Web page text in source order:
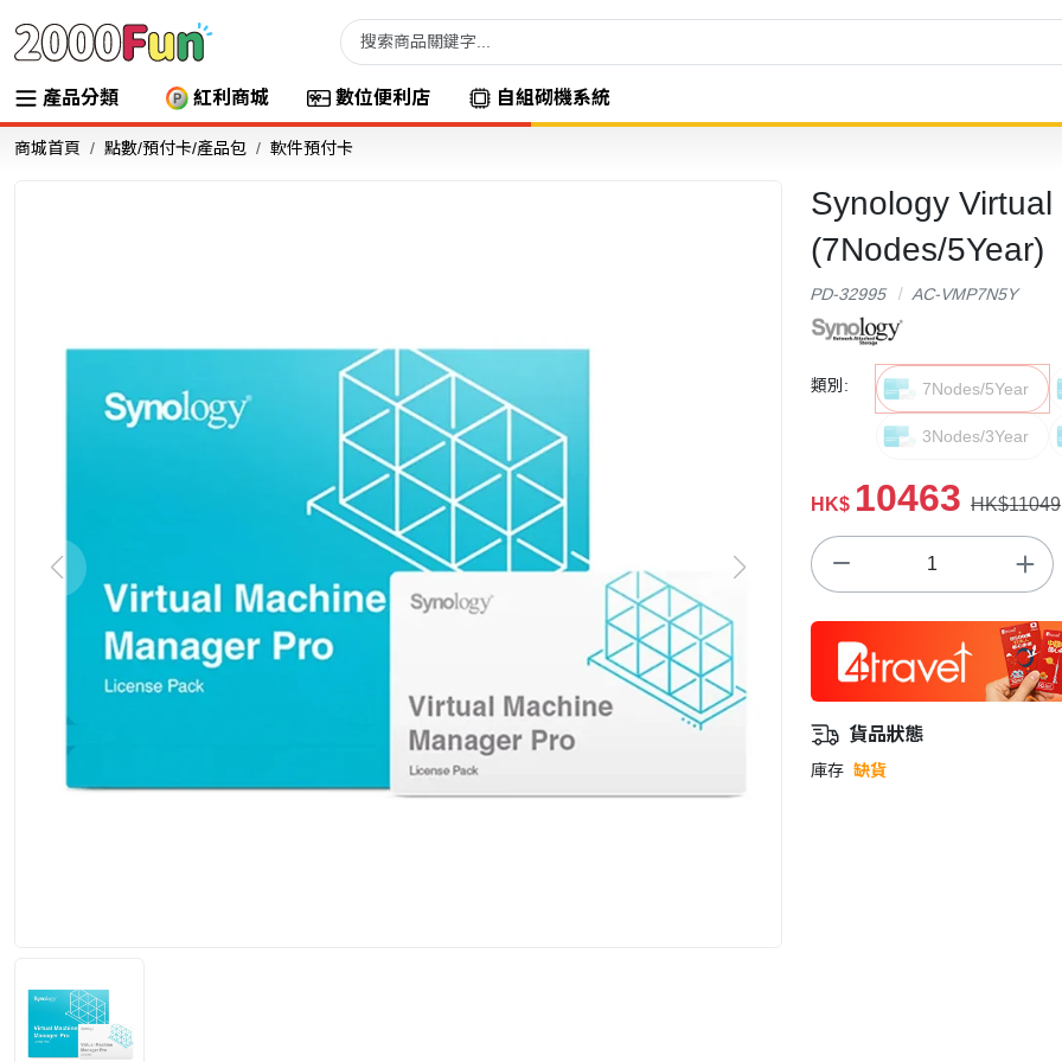
產品分類 紅利商城 數位便利店 自組砌機系統
商城首頁 點數/預付卡/產品包 軟件預付卡
Synology
(7Nodes/5Year)
PD-32995 AC-VMP7N5Y
類別: 7Nodes/5Year
3Nodes/3Year
HK$ 10463 HK$11049
貨品狀態
庫存 缺貨